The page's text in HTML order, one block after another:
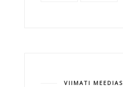
VIIMATI MEEDIAS